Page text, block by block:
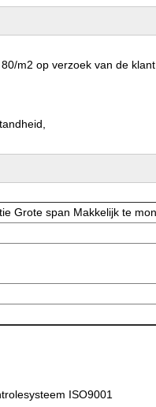
m2 op verzoek van de klant
Grote span Makkelijk te
ISO9001